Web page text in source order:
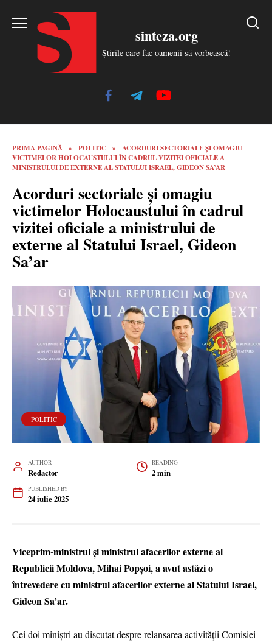
sinteza.org
Știrile care fac oamenii să vorbească!
PRIMA PAGINĂ » POLITIC »
ACORDURI SECTORIALE ȘI OMAGIU
VICTIMELOR HOLOCAUSTULUI ÎN CADRUL VIZITEI OFICIALE A
MINISTRULUI DE EXTERNE AL STATULUI ISRAEL, GIDEON SA’AR
Acorduri sectoriale și omagiu
victimelor Holocaustului în cadrul
vizitei oficiale a ministrului de
externe al Statului Israel, Gideon
Sa’ar
POLITIC
AUTHOR
Redactor
READING
2 min
PUBLISHED BY
24 iulie 2025
Viceprim-ministrul și ministrul afacerilor externe al
Republicii Moldova, Mihai Popșoi, a avut astăzi o
întrevedere cu ministrul afacerilor externe al Statului Israel,
Gideon Sa’ar.
Cei doi miniștri au discutat despre relansarea activității Comisiei